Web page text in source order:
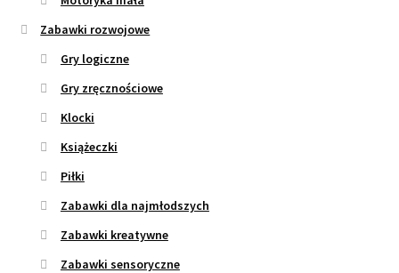
Zabawki rozwojowe
Gry logiczne
Gry zręcznościowe
Klocki
Książeczki
Piłki
Zabawki dla najmłodszych
Zabawki kreatywne
Zabawki sensoryczne